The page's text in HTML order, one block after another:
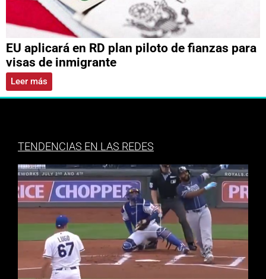
EU aplicará en RD plan piloto de fianzas para
visas de inmigrante
Leer más
TENDENCIAS EN LAS REDES